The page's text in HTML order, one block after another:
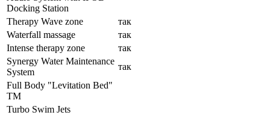
Docking Station
Therapy Wave zone
так
Waterfall massage
так
Intense therapy zone
так
Synergy Water Maintenance
System
так
Full Body "Levitation Bed"
TM
Turbo Swim Jets